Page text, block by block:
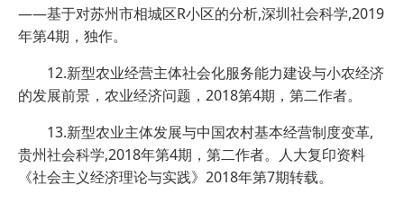
——基于对苏州市相城区R小区的分析,深圳社会科学,2019
年第4期，独作。
12.新型农业经营主体社会化服务能力建设与小农经济
的发展前景，农业经济问题，2018第4期，第二作者。
13.新型农业主体发展与中国农村基本经营制度变革,
贵州社会科学,2018年第4期，第二作者。人大复印资料
《社会主义经济理论与实践》2018年第7期转载。